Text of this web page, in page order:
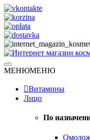
Skip
to
content
Интернет
Натуральная косметика
МЕНЮМЕНЮ
Витамины
Лицо
По